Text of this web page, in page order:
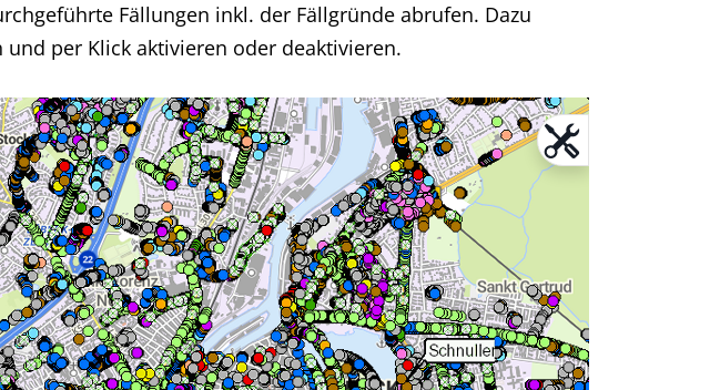
Fällungen inkl. der Fällgründe abrufen. Dazu
per Klick aktivieren oder deaktivieren.